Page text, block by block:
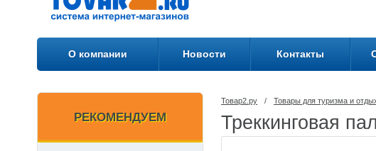
О компании Новости Контакты
Товар2.ру / Товары для туризма и
Треккинговая
РЕКОМЕНДУЕМ